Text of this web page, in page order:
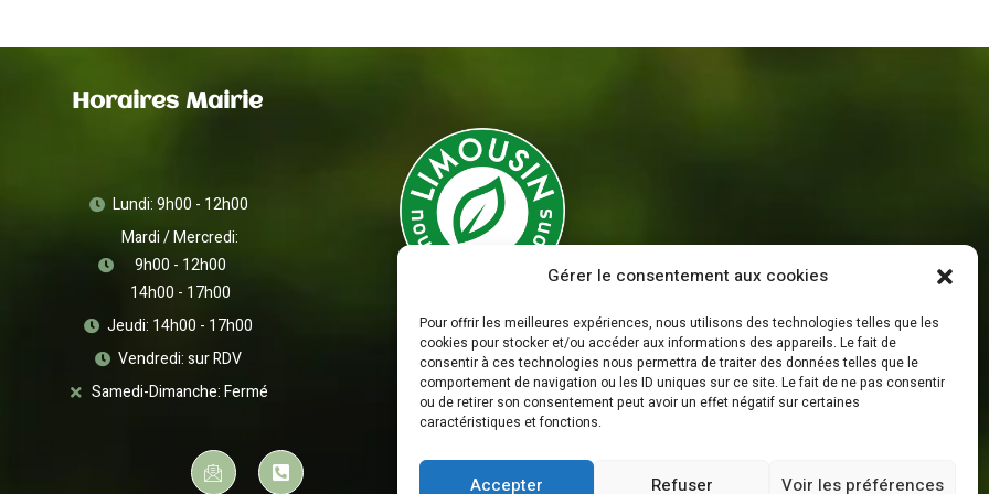
Gérer le consentement aux cookies
Pour offrir les meilleures expériences, nous utilisons des technologies telles que les
cookies pour stocker et/ou accéder aux informations des appareils. Le fait de
consentir à ces technologies nous permettra de traiter des données telles que le
comportement de navigation ou les ID uniques sur ce site. Le fait de ne pas consentir
ou de retirer son consentement peut avoir un effet négatif sur certaines
caractéristiques et fonctions.
Accepter Refuser Voir les préférences
Horaires Mairie
Lundi: 9h00 - 12h00
Mardi / Mercredi:
9h00 - 12h00
14h00 - 17h00
Jeudi: 14h00 - 17h00
Vendredi: sur RDV
Samedi-Dimanche: Fermé
Mentions Légales
Politique de Confidentialité